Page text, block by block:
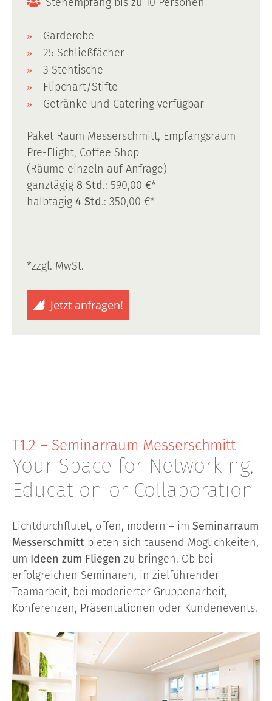
Garderobe
25 Schließfächer
3 Stehtische
Flipchart/Stifte
Getränke und Catering verfügbar
Paket Raum Messerschmitt, Empfangsraum
Pre-Flight, Coffee Shop
(Räume einzeln auf Anfrage)
ganztägig 8 Std.: 590,00 €*
halbtägig 4 Std.: 350,00 €*
*zzgl. MwSt.
Jetzt anfragen!
T1.2 – Seminarraum Messerschmitt
Your Space for Networking,
Education or Collaboration
Lichtdurchflutet, offen, modern – im Seminarraum
Messerschmitt bieten sich tausend Möglichkeiten,
um Ideen zum Fliegen zu bringen. Ob bei
erfolgreichen Seminaren, in zielführender
Teamarbeit, bei moderierter Gruppenarbeit,
Konferenzen, Präsentationen oder Kundenevents.